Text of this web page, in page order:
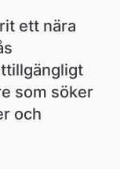
ett nära
som söker
och